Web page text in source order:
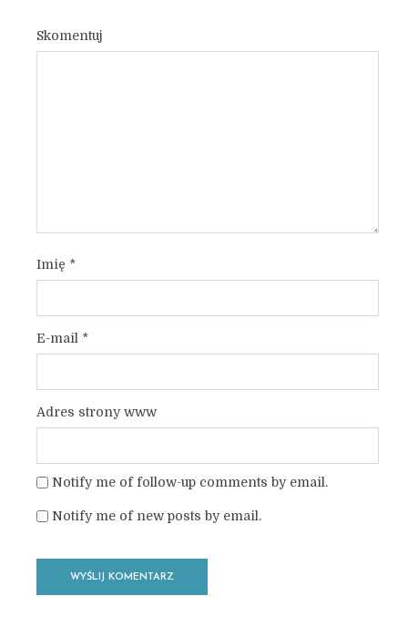
Skomentuj
Imię *
E-mail *
Adres strony www
Notify me of follow-up comments by email.
Notify me of new posts by email.